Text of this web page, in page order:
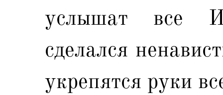
услышат все
сделался
укрепятся руки